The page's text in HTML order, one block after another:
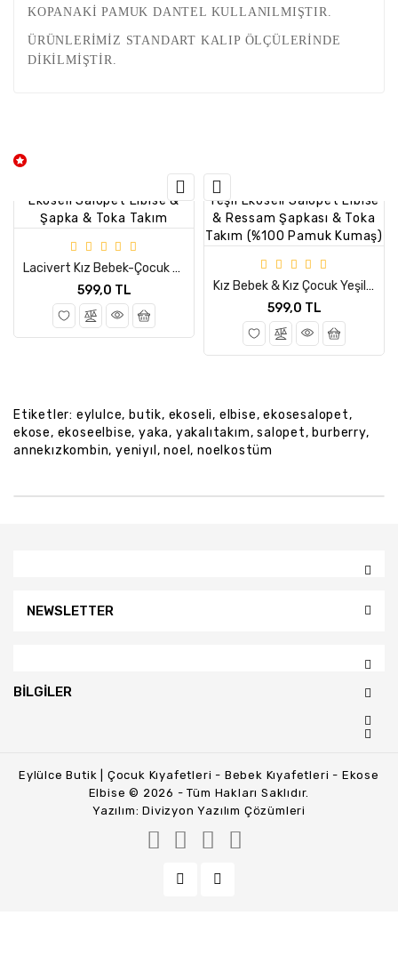
KOPANAKİ PAMUK DANTEL KULLANILMIŞTIR.
ÜRÜNLERİMİZ STANDART KALIP ÖLÇÜLERİNDE
DİKİLMİŞTİR.
Lacivert Kız Bebek-Çocuk Ekoseli Salopet Elbise & Şapka & Toka Takım
599,0 TL
Kız Bebek & Kız Çocuk Yeşil Ekoseli Salopet Elbise & Ressam Şapkası & Toka Takım (%100 Pamuk Kumaş)
599,0 TL
Etiketler: eylulce, butik, ekoseli, elbise,ekosesalopet,
ekose, ekoseelbise,yaka, yakalıtakım,salopet, burberry,
annekızkombin,yeniyıl ,noel,noelkostüm
NEWSLETTER
BILGILER
Eylülce Butik | Çocuk Kıyafetleri - Bebek Kıyafetleri - Ekose
Elbise © 2026 - Tüm Hakları Saklıdır.
Yazılım:Divizyon Yazılım Çözümleri